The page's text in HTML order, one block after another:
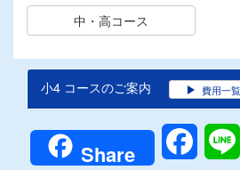
中・高コース
小4 コースのご案内 費用一覧
Share